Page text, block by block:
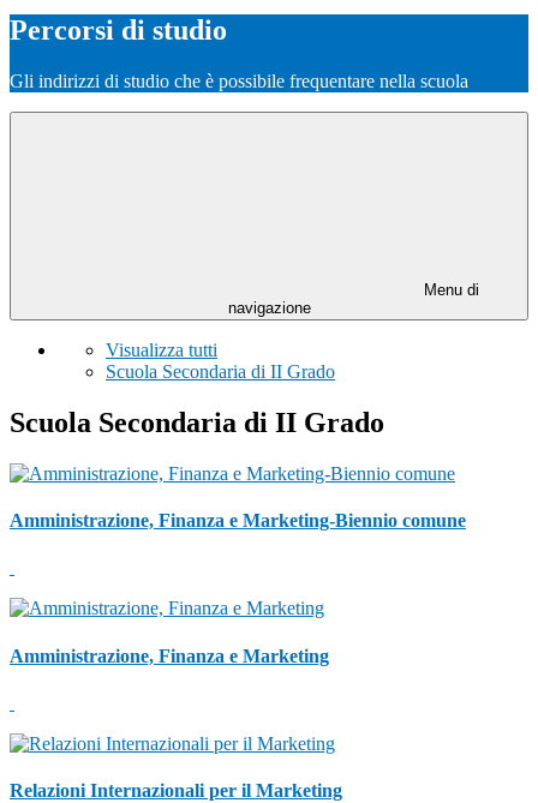
Percorsi di studio
Gli indirizzi di studio che è possibile frequentare nella scuola
Menu di
navigazione
Visualizza tutti
Scuola Secondaria di II Grado
Scuola Secondaria di II Grado
Amministrazione, Finanza e Marketing-Biennio comune
Amministrazione, Finanza e Marketing
Relazioni Internazionali per il Marketing